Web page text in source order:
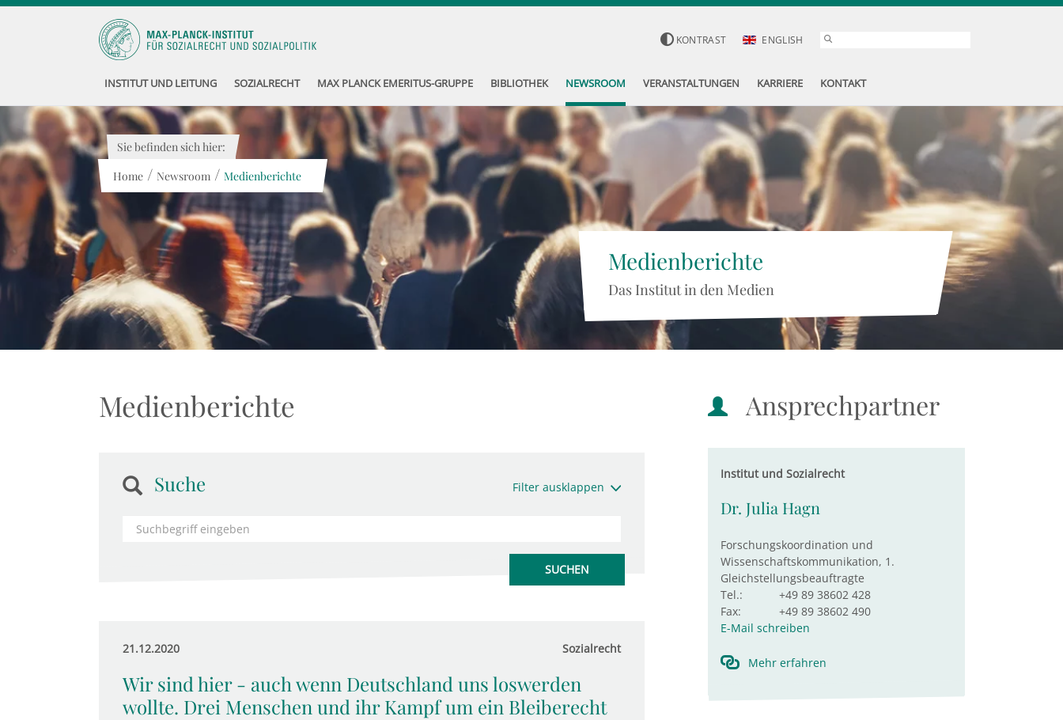
KONTRAST ENGLISH
INSTITUT UND LEITUNG SOZIALRECHT MAX PLANCK EMERITUS-GRUPPE BIBLIOTHEK NEWSROOM VERANSTALTUNGEN KARRIERE KONTAKT
Medienberichte
Das Institut in den Medien
Sie befinden sich hier:
Home / Newsroom / Medienberichte
Medienberichte
Suche Filter ausklappen
21.12.2020 Sozialrecht
Wir sind hier - auch wenn Deutschland uns loswerden
wollte. Drei Menschen und ihr Kampf um ein Bleiberecht
Ansprechpartner
Institut und Sozialrecht
Dr. Julia Hagn
Forschungskoordination und
Wissenschaftskommunikation, 1.
Gleichstellungsbeauftragte
Tel.:
+49 89 38602 428
Fax:
+49 89 38602 490
E-Mail schreiben
Mehr erfahren